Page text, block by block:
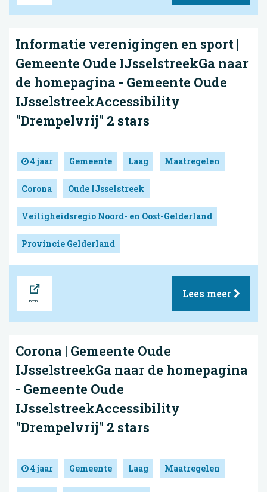
Informatie verenigingen en sport |
Gemeente Oude IJsselstreekGa naar
de homepagina - Gemeente Oude
IJsselstreekAccessibility
"Drempelvrij" 2 stars
4 jaar Gemeente Laag Maatregelen
Corona Oude IJsselstreek
Veiligheidsregio Noord- en Oost-Gelderland
Provincie Gelderland
Lees meer
Corona | Gemeente Oude
IJsselstreekGa naar de homepagina
- Gemeente Oude
IJsselstreekAccessibility
"Drempelvrij" 2 stars
4 jaar Gemeente Laag Maatregelen